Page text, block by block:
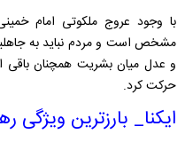
با وجود عروج ملکوتی امام
مشخص است‌ و مردم نباید به
و عدل میان بشریت همچنان
حرکت کرد.
ایکنا_ بارزترین